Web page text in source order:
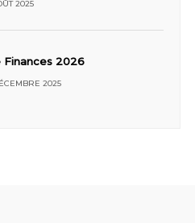
2025
Finances 2026
2025